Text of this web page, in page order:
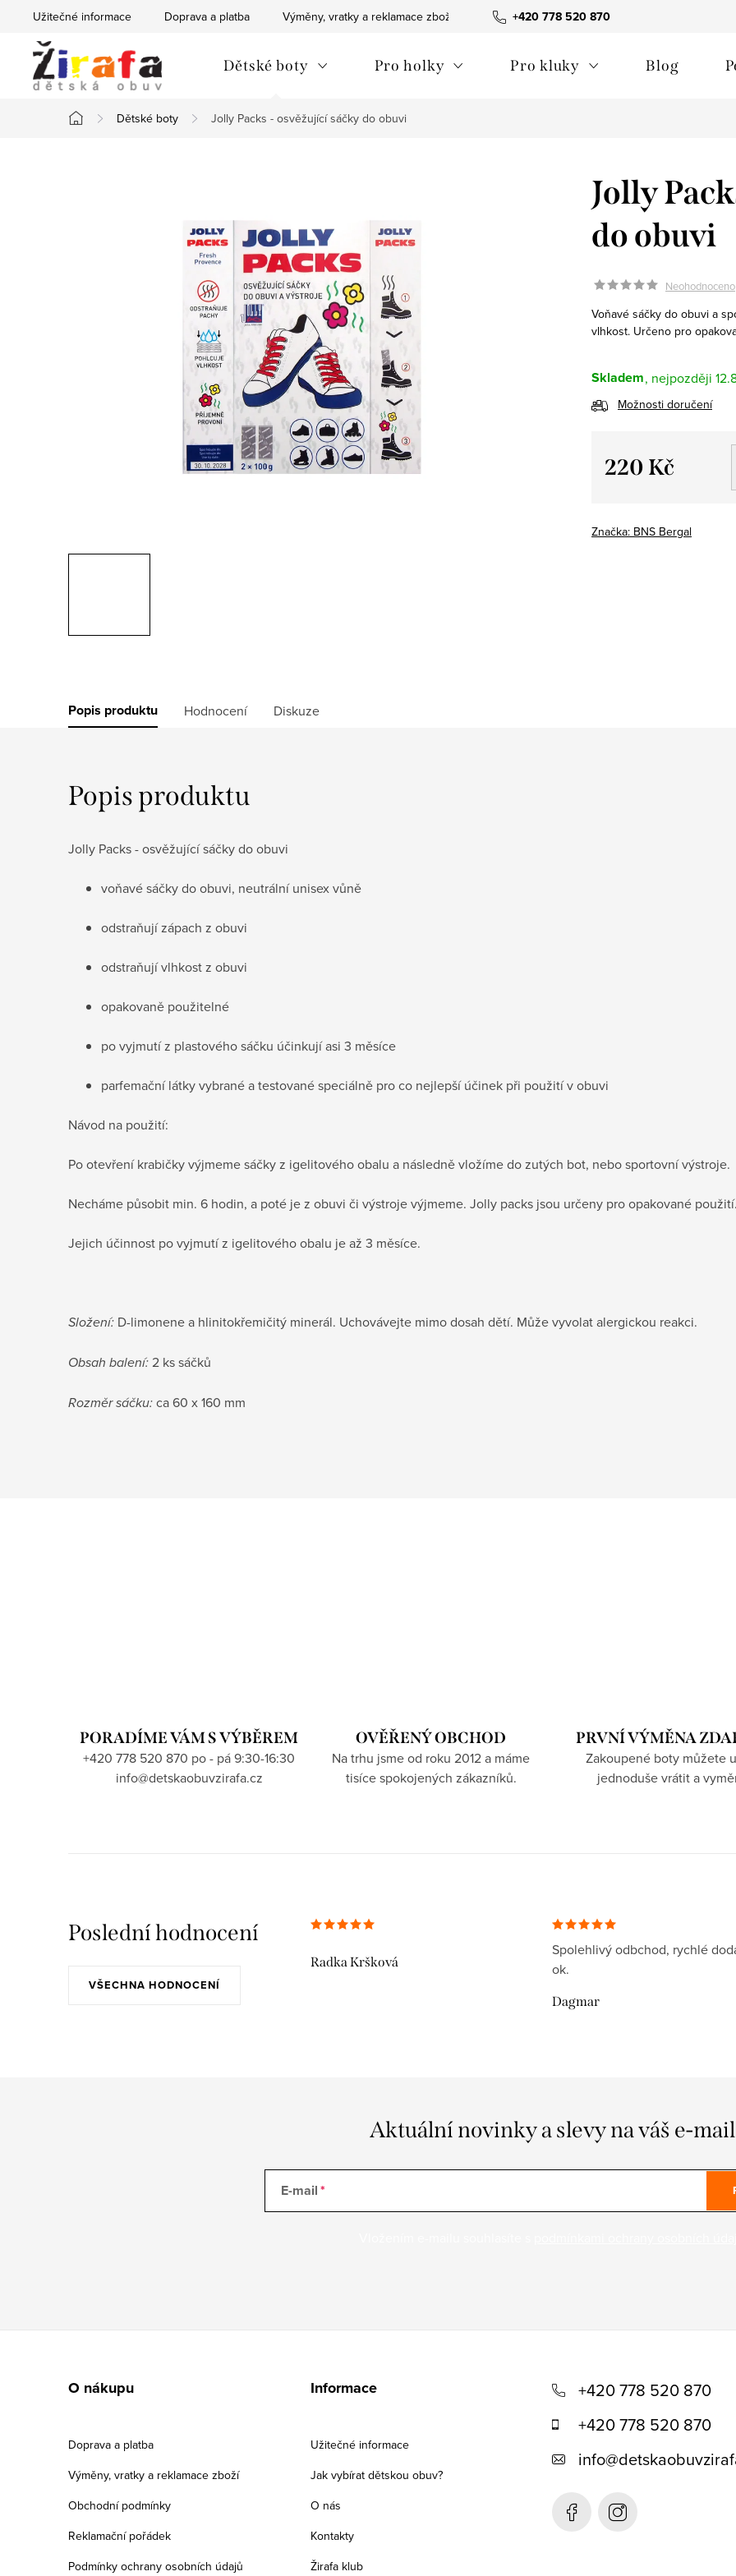
obsah
+420 778 520 870
Užitečné informace Doprava a platba Výměny, vratky a reklamace zboží Obchodní podmínky
Dětské boty Pro holky Pro kluky Blog
Domů
Dětské boty Jolly Packs - osvěžující sáčky do obuvi
Jolly
do obuvi
Neohodnoceno
Voňavé sáčky do obuvi a
vlhkost. Určeno pro
Skladem
Možnosti doručení
220 Kč
Značka: BNS Bergal
Popis produktu Hodnocení Diskuze
Popis produktu
Jolly Packs - osvěžující sáčky do obuvi
voňavé sáčky do obuvi, neutrální unisex vůně
odstraňují zápach z obuvi
odstraňují vlhkost z obuvi
opakovaně použitelné
po vyjmutí z plastového sáčku účinkují asi 3 měsíce
parfemační látky vybrané a testované speciálně pro co nejlepší účinek při použití v obuvi
Návod na použití:
Po otevření krabičky výjmeme sáčky z igelitového obalu a následně vložíme do zutých bot, nebo sportovní výstroje.
Necháme působit min. 6 hodin, a poté je z obuvi či výstroje výjmeme. Jolly packs jsou určeny pro opakované
Jejich účinnost po vyjmutí z igelitového obalu je až 3 měsíce.
Složení: D-limonene a hlinitokřemičitý minerál. Uchovávejte mimo dosah dětí. Může vyvolat alergickou reakci.
Obsah balení:2 ks sáčků
Rozměr sáčku:ca 60 x 160 mm
PORADÍME VÁM S VÝBĚREM
+420 778 520 870 po - pá 9:30-16:30
info@detskaobuvzirafa.cz
OVĚŘENÝ OBCHOD
Na trhu jsme od roku 2012 a máme
tisíce spokojených zákazníků.
PRVNÍ VÝMĚNA
Zakoupené boty můžete
jednoduše vrátit a
Poslední hodnocení
VŠECHNA HODNOCENÍ
Radka Kršková
Spolehlivý odbchod, rychlé
ok.
Dagmar
Aktuální novinky a slevy na váš e-mail
E-mail
O nákupu
Doprava a platba
Výměny, vratky a reklamace zboží
Obchodní podmínky
Reklamační pořádek
Podmínky ochrany osobních údajů
Informace
Užitečné informace
Jak vybírat dětskou obuv?
O nás
Kontakty
Žirafa klub
+420 778 520 870
+420 778 520 870
info@